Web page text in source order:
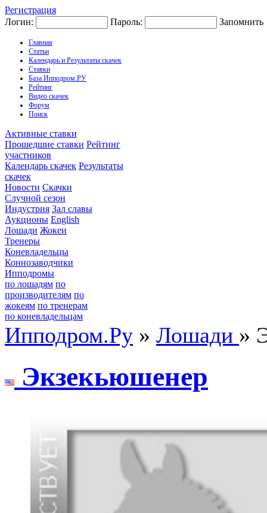
Регистрация
Логин:
Пароль: Запомнить
Главная
Статьи
Календарь и Результаты скачек
Ставки
База Ипподром.РУ
Рейтинг
Видео скачек
Форум
Поиск
Активные ставки
Прошедшие ставки Рейтинг
участников
Календарь скачек Результаты
скачек
Новости Скачки
Случной сезон
Индустрия Зал славы
Аукционы English
Лошади Жокеи
Тренеры
Коневладельцы
Коннозаводчики
Ипподромы
по лошадям по
производителям по
жокеям по тренерам
по коневладельцам
Ипподром.Ру » Лошади »
Экзекьюшенер